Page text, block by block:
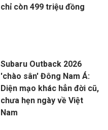
chỉ còn 499 triệu đồng
Subaru Outback 2026
'chào sân' Đông Nam Á:
Diện mạo khác hẳn đời cũ,
chưa hẹn ngày về Việt
Nam